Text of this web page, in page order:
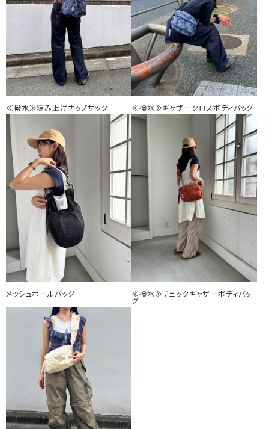
≪撥水≫編み上げナップサック ≪撥水≫ギャザークロスボディバッグ
メッシュボールバッグ
≪撥水≫チェックギャザーボディバッ
グ